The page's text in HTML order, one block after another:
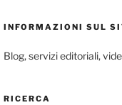
INFORMAZIONI SUL
Blog, servizi editoriali,
RICERCA